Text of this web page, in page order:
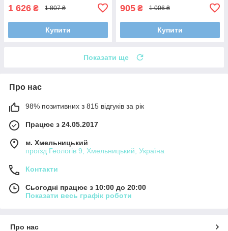
1 626 ₴ 1 807 ₴
Купити
905 ₴ 1 006 ₴
Купити
Показати ще
Про нас
98% позитивних з 815 відгуків за рік
Працює з 24.05.2017
м. Хмельницький
проїзд Геологів 9, Хмельницький, Україна
Контакти
Сьогодні працює з 10:00 до 20:00
Показати весь графік роботи
Про нас